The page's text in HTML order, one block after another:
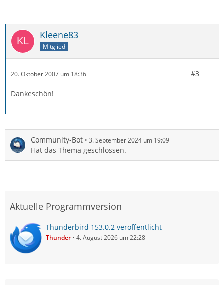
Kleene83
Mitglied
20. Oktober 2007 um 18:36 #3
Dankeschön!
Community-Bot 3. September 2024 um 19:09
Hat das Thema geschlossen.
Aktuelle Programmversion
Thunderbird 153.0.2 veröffentlicht
Thunder 4. August 2026 um 22:28